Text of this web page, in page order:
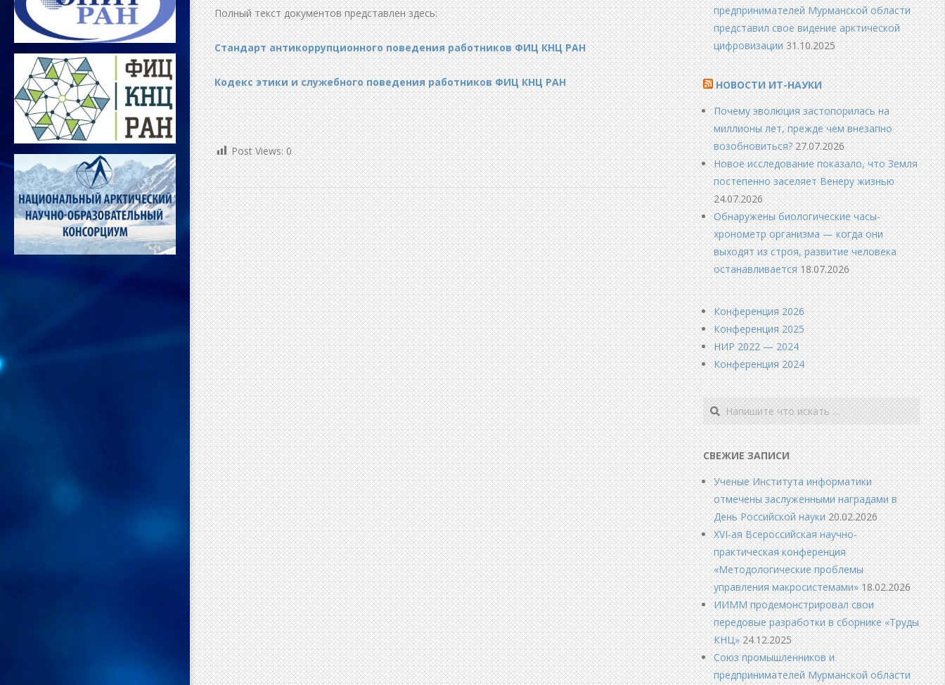
Полный текст документов представлен здесь:
Стандарт антикоррупционного поведения работников ФИЦ КНЦ РАН
Кодекс этики и служебного поведения работников ФИЦ КНЦ РАН
Post Views: 0
2021-
04-
30
предпринимателей Мурманской области
представил свое видение арктической
цифровизации 31.10.2025
НОВОСТИ ИТ-НАУКИ
Почему эволюция застопорилась на
миллионы лет, прежде чем внезапно
возобновиться? 27.07.2026
Новое исследование показало, что Земля
постепенно заселяет Венеру жизнью
24.07.2026
Обнаружены биологические часы-
хронометр организма — когда они
выходят из строя, развитие человека
останавливается 18.07.2026
Конференция 2026
Конференция 2025
НИР 2022 — 2024
Конференция 2024
Поиск
СВЕЖИЕ ЗАПИСИ
Ученые Института информатики
отмечены заслуженными наградами в
День Российской науки 20.02.2026
XVI-ая Всероссийская научно-
практическая конференция
«Методологические проблемы
управления макросистемами» 18.02.2026
ИИММ продемонстрировал свои
передовые разработки в сборнике «Труды
КНЦ» 24.12.2025
Союз промышленников и
предпринимателей Мурманской области